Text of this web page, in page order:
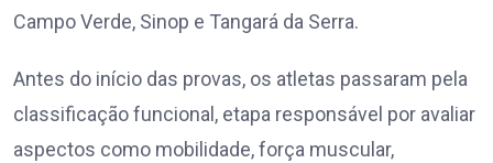
Campo Verde, Sinop e Tangará da Serra.
Antes do início das provas, os atletas passaram pela
classificação funcional, etapa responsável por avaliar
aspectos como mobilidade, força muscular,